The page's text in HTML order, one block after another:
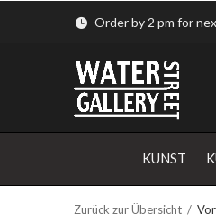
KUNST
Order by 2 pm for
Zurück zur Übersicht